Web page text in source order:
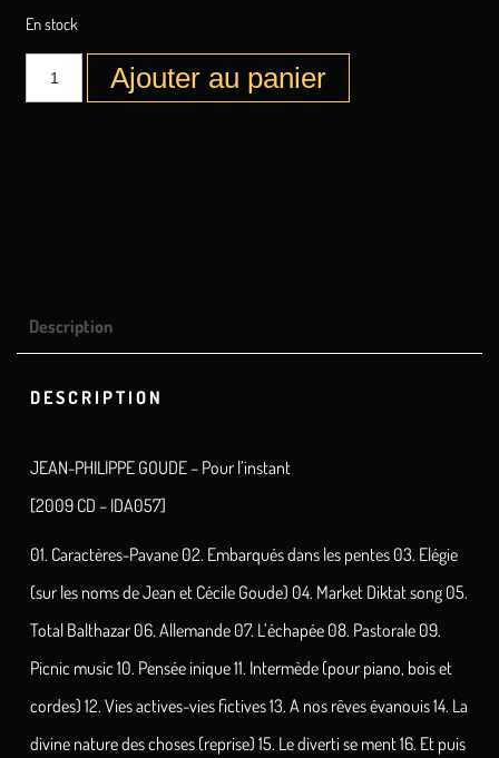
En stock
Ajouter au panier
Description
DESCRIPTION
JEAN-PHILIPPE GOUDE – Pour l’instant
[2009 CD – IDA057]
01. Caractères-Pavane 02. Embarqués dans les pentes 03. Elégie
(sur les noms de Jean et Cécile Goude) 04. Market Diktat song 05.
Total Balthazar 06. Allemande 07. L’échapée 08. Pastorale 09.
Picnic music 10. Pensée inique 11. Intermède (pour piano, bois et
cordes) 12. Vies actives-vies fictives 13. A nos rêves évanouis 14. La
divine nature des choses (reprise) 15. Le diverti se ment 16. Et puis